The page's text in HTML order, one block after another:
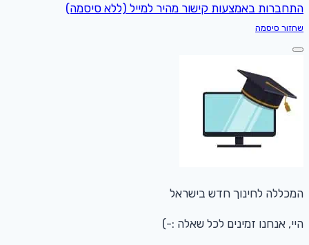
התחברות באמצעות קישור מהיר למייל (ללא סיסמה)
שחזור סיסמה
המכללה לחינוך חדש בישראל
היי, אנחנו זמינים לכל שאלה :-)